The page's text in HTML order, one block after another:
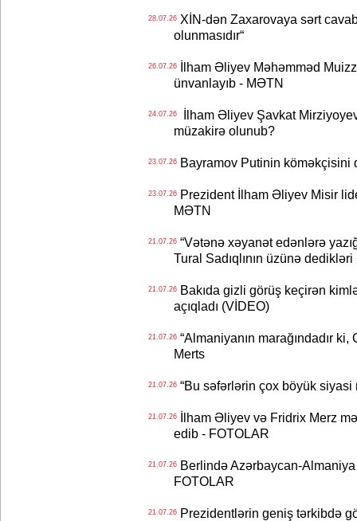
28.07.26XİN-dən Zaxarovaya sərt
olunmasıdır“
26.07.26İlham Əliyev Məhəmməd
ünvanlayıb - MƏTN
24.07.26İlham Əliyev Şavkat
müzakirə olunub?
23.07.26Bayramov Putinin köməkçisini
23.07.26Prezident İlham Əliyev Misir
MƏTN
21.07.26“Vətənə xəyanət edənlərə
Tural Sadıqlının üzünə
21.07.26Bakıda gizli görüş keçirən
açıqladı (VİDEO)
21.07.26“Almaniyanın marağındadır
Merts
21.07.26“Bu səfərlərin çox böyük siyasi
21.07.26İlham Əliyev və Fridrix Merz
edib - FOTOLAR
21.07.26Berlində Azərbaycan-Almaniya
FOTOLAR
21.07.26Prezidentlərin geniş tərkibdə